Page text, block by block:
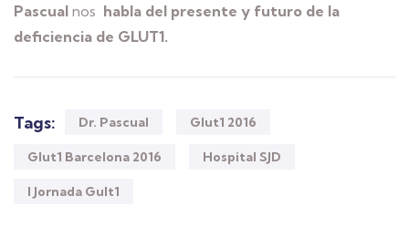
Pascual nos habla del presente y futuro de la
deficiencia de GLUT1.
Tags: Dr. Pascual Glut1 2016
Glut1 Barcelona 2016 Hospital SJD
I Jornada Gult1